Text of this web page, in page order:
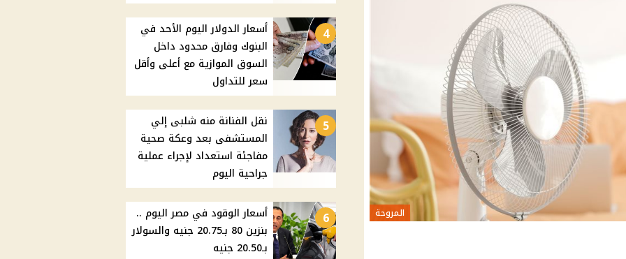
المروحة
4
أسعار الدولار اليوم الأحد في
البنوك وفارق محدود داخل
السوق الموازية مع أعلى وأقل
سعر للتداول
5
نقل الفنانة منه شلبى إلي
المستشفى بعد وعكة صحية
مفاجئة استعداد لإجراء عملية
جراحية اليوم
6
أسعار الوقود في مصر اليوم ..
بنزين 80 بـ20.75 جنيه والسولار
بـ20.50 جنيه